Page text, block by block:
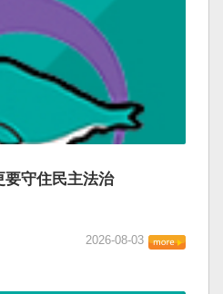
要守住民主法治
2026-08-03